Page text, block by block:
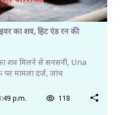
का शव, हिट एंड रन की
शव मिलने से सनसनी, Una
मामला दर्ज, जांच
p.m. 118